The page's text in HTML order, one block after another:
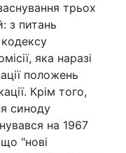
трьох
з питань
кодексу
яка наразі
положень
Крім того,
синоду
на 1967
"нові